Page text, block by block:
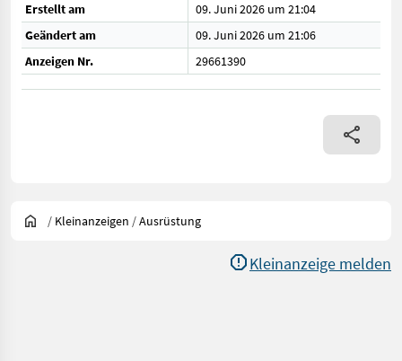
Erstellt am
09. Juni 2026 um 21:04
Geändert am
09. Juni 2026 um 21:06
Anzeigen Nr.
29661390
/ Kleinanzeigen /Ausrüstung
Kleinanzeige melden